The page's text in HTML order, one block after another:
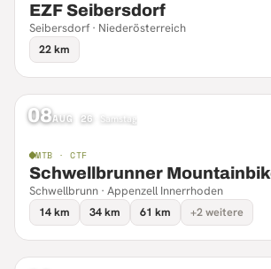
EZF Seibersdorf
Seibersdorf · Niederösterreich
22 km
08AUG 26 Samstag
MTB · CTF
Schwellbrunner
Schwellbrunn · Appenzell Innerrhoden
14 km
34 km 61 km +2 weitere